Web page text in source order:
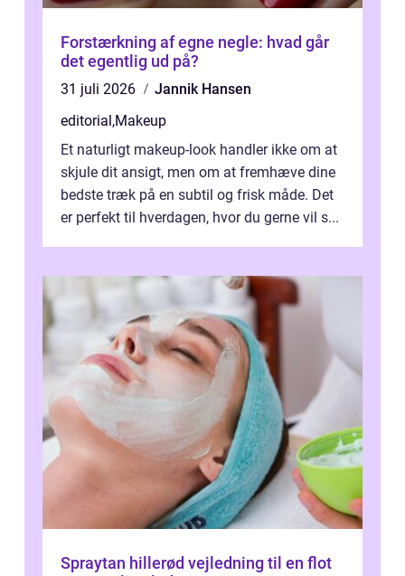
Forstærkning af egne negle: hvad går
det egentlig ud på?
31 juli 2026
Jannik Hansen
editorial,Makeup
Et naturligt makeup-look handler ikke om at
skjule dit ansigt, men om at fremhæve dine
bedste træk på en subtil og frisk måde. Det
er perfekt til hverdagen, hvor du gerne vil s...
Spraytan hillerød vejledning til en flot